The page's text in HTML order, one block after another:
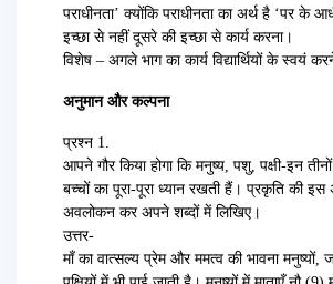
पराधीनता’ क्योंकि पराधीनता का अर्थ है ‘पर के
इच्छा से नहीं दूसरे की इच्छा से कार्य करना।
विशेष – अगले भाग का कार्य विद्यार्थियों के स्वयं
अनुमान और कल्पना
प्रश्न 1.
आपने गौर किया होगा कि मनुष्य, पशु, पक्षी-इन
बच्चों का पूरा-पूरा ध्यान रखती हैं। प्रकृति की इस
अवलोकन कर अपने शब्दों में लिखिए।
उत्तर-
माँ का वात्सल्य प्रेम और ममत्व की भावना मनुष्यों,